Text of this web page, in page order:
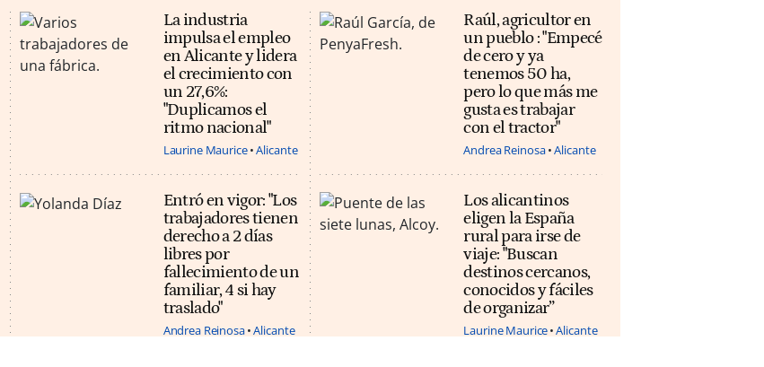
La industria
impulsa el empleo
en Alicante y lidera
el crecimiento con
un 27,6%:
"Duplicamos el
ritmo nacional"
Laurine Maurice Alicante
Entró en vigor: "Los
trabajadores tienen
derecho a 2 días
libres por
fallecimiento de un
familiar, 4 si hay
traslado"
Andrea Reinosa Alicante
Raúl, agricultor en
un pueblo : "Empecé
de cero y ya
tenemos 50 ha,
pero lo que más me
gusta es trabajar
con el tractor"
Andrea Reinosa Alicante
Los alicantinos
eligen la España
rural para irse de
viaje: "Buscan
destinos cercanos,
conocidos y fáciles
de organizar”
Laurine Maurice Alicante